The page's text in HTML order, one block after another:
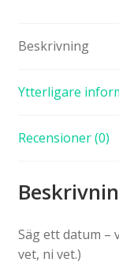
Beskrivning
Ytterligare
Recensioner (0)
Säg ett datum –
vet, ni vet.)